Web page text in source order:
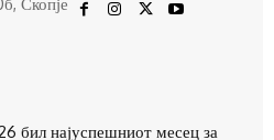
бил најуспешниот месец за